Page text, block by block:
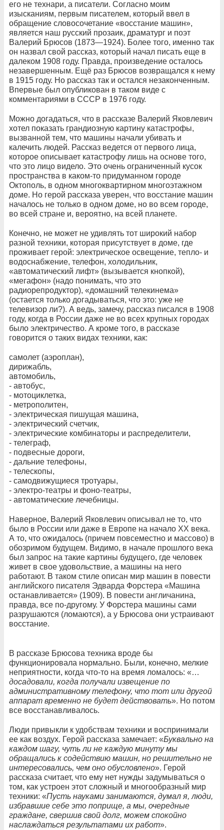
его не технари, а писатели. Согласно моим
изысканиям, первым писателем, который ввел в
обращение словосочетание «восстание машин»,
является наш русский прозаик, драматург и поэт
Валерий Брюсов (1873—1924). Более того, именно так
он назвал свой рассказ, который начал писать еще в
далеком 1908 году. Правда, произведение осталось
незавершенным. Ещё раз Брюсов возвращался к нему
в 1915 году. Но рассказ так и остался незаконченным.
Впервые был опубликован в таком виде с
комментариями в СССР в 1976 году.
Можно догадаться, что в рассказе Валерий Яковлевич
хотел показать грандиозную картину катастрофы,
вызванной тем, что машины начали убивать и
калечить людей. Рассказ ведется от первого лица,
которое описывает катастрофу лишь на основе того,
что это лицо видело. Это очень ограниченный кусок
пространства в каком-то придуманном городе
Октополь, в одном многоквартирном многоэтажном
доме. Но герой рассказа уверен, что восстание машин
началось не только в одном доме, но во всем городе,
во всей стране и, вероятно, на всей планете.
Конечно, не может не удивлять тот широкий набор
разной техники, которая присутствует в доме, где
проживает герой: электрическое освещение, тепло- и
водоснабжение, телефон, холодильник,
«автоматический лифт» (вызывается кнопкой),
«мегафон» (надо понимать, что это
радиорепродуктор), «домашний телекинема»
(остается только догадываться, что это: уже не
телевизор ли?). А ведь, замечу, рассказ писался в 1908
году, когда в России даже не во всех крупных городах
было электричество. А кроме того, в рассказе
говорится о таких видах техники, как:
самолет (аэроплан),
дирижабль,
автомобиль,
- автобус,
- мотоциклетка,
- метрополитен,
- электрическая пишущая машина,
- электрический счетчик,
- электрические комбинаторы и распределители,
- телеграф,
- подвесные дороги,
- дальние телефоны,
- телескопы,
- самодвижущиеся тротуары,
- электро-театры и фоно-театры,
- автоматические лечебницы.
Наверное, Валерий Яковлевич описывал не то, что
было в России или даже в Европе на начало ХХ века.
А то, что ожидалось (причем повсеместно и массово) в
обозримом будущем. Видимо, в начале прошлого века
был запрос на такие картины будущего, где человек
живет в свое удовольствие, а машины на него
работают. В таком стиле описан мир машин в повести
английского писателя Эдварда Форстера «Машина
останавливается» (1909). В повести англичанина,
правда, все по-другому. У Форстера машины сами
разрушаются (ломаются), а у Брюсова они устраивают
восстание.
В рассказе Брюсова техника вроде бы
функционировала нормально. Были, конечно, мелкие
неприятности, когда что-то на время ломалось: «…
досадовали, когда получали извещение по
административному телефону, что тот или другой
аппарат временно не будет действовать». Но потом
все восстанавливалось.
Люди привыкли к удобствам техники и воспринимали
ее как воздух. Герой рассказа замечает: «Буквально на
каждом шагу, чуть ли не каждую минуту мы
обращались к содействию машин, но решительно не
интересовались, чем оно обусловлено». Герой
рассказа считает, что ему нет нужды задумываться о
том, как устроен этот сложный и многообразный мир
техники: «Пусть науками занимаются, думал я, люди,
избравшие себе это поприще, а мы, очередные
граждане, свершив свой долг, можем спокойно
наслаждаться результатами их работ».